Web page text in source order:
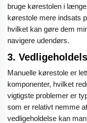
bruge kørestolen i
kørestole mere indsats
hvilket kan gøre dem
navigere udendørs.
3.
Manuelle kørestole er
komponenter, hvilket
vigtigste problemer er
som er relativt nemme
vedligeholdelse kan